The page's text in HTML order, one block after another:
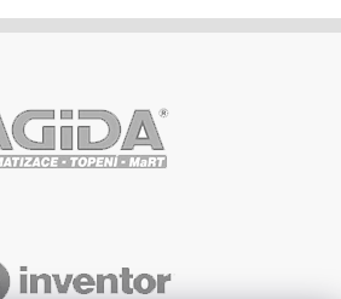
souhlasíte spodmínkami ochrany